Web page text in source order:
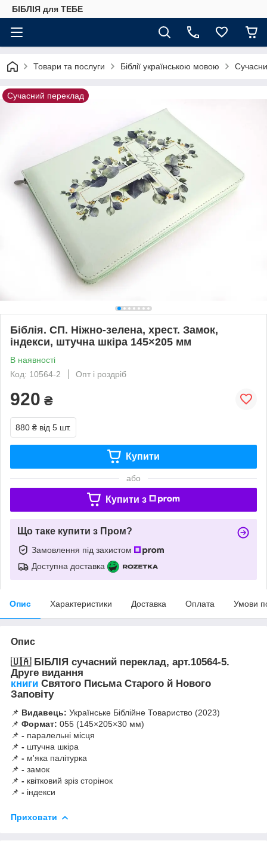
БІБЛІЯ для ТЕБЕ
Товари та послуги Біблії українською мовою
Сучасний переклад
Біблія. СП. Ніжно-зелена, хрест. Замок,
індекси, штучна шкіра 145×205 мм
В наявності
Код: 10564-2
Опт і роздріб
920 ₴
880 ₴ від 5 шт.
Купити
або
Купити з
Що таке купити з Пром?
Замовлення під захистом
Доступна доставка
Опис Характеристики Доставка Оплата Умови
Опис
🇺🇦 БІБЛІЯ сучасний переклад, арт.10564-5.
Друге видання
книги Святого Письма Старого й Нового
Заповіту
📌 Видавець: Українське Біблійне Товариство (2023)
📌 Формат: 055 (145×205×30 мм)
📌 - паралельні місця
📌 - штучна шкіра
📌 - м'яка палітурка
📌 - замок
📌 - квітковий зріз сторінок
📌 - індекси
Приховати